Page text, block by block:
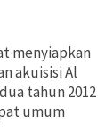
menyiapkan
akuisisi Al
tahun 2012
umum